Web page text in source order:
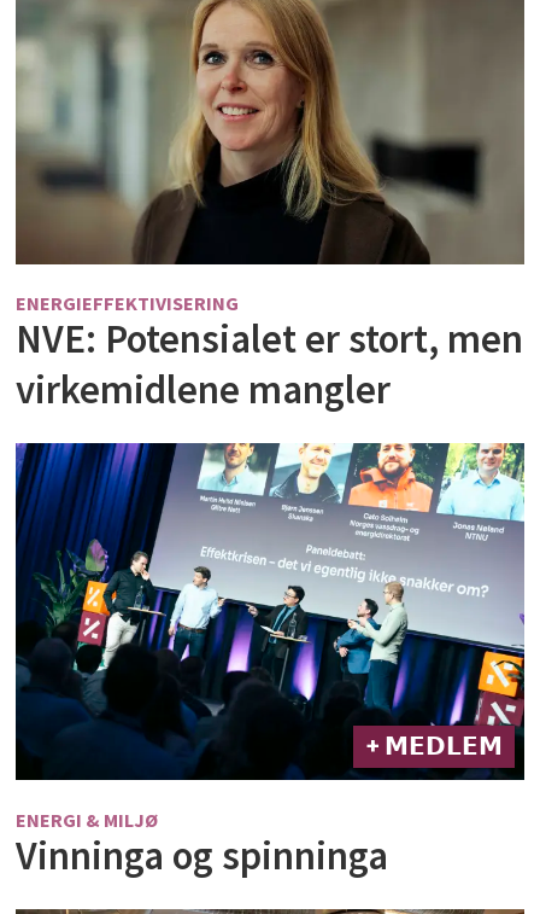
ENERGIEFFEKTIVISERING
NVE: Potensialet er stort, men
virkemidlene mangler
+ 𝗠𝗘𝗗𝗟𝗘𝗠
ENERGI & MILJØ
Vinninga og spinninga